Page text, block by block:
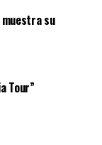
su
Tour”